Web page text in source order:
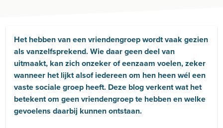
Het hebben van een vriendengroep wordt vaak gezien
als vanzelfsprekend. Wie daar geen deel van
uitmaakt, kan zich onzeker of eenzaam voelen, zeker
wanneer het lijkt alsof iedereen om hen heen wél een
vaste sociale groep heeft. Deze blog verkent wat het
betekent om geen vriendengroep te hebben en welke
gevoelens daarbij kunnen ontstaan.